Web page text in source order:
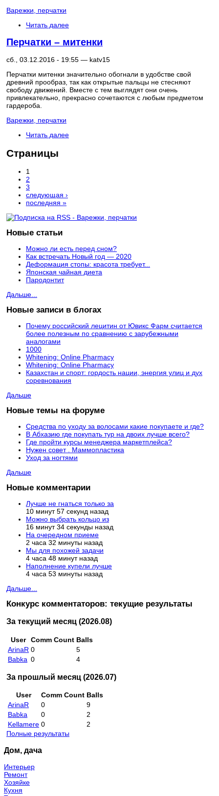
Варежки, перчатки
Читать далее
Перчатки – митенки
сб., 03.12.2016 - 19:55 — katv15
Перчатки митенки значительно обогнали в удобстве свой
древний прообраз, так как открытые пальцы не стесняют
свободу движений. Вместе с тем выглядят они очень
привлекательно, прекрасно сочетаются с любым предметом
гардероба.
Варежки, перчатки
Читать далее
Страницы
1
2
3
следующая ›
последняя »
Новые статьи
Можно ли есть перед сном?
Как встречать Новый год — 2020
Деформация стопы: красота требует...
Японская чайная диета
Пародонтит
Дальше...
Новые записи в блогах
Почему российский лецитин от Ювикс Фарм считается
более полезным по сравнению с зарубежными
аналогами
1000
Whitening: Online Pharmacy
Whitening: Online Pharmacy
Казахстан и спорт: гордость нации, энергия улиц и дух
соревнования
Дальше
Новые темы на форуме
Средства по уходу за волосами какие покупаете и где?
В Абхазию где покупать тур на двоих лучше всего?
Где пройти курсы менеджера маркетплейса?
Нужен совет . Маммопластика
Уход за ногтями
Дальше
Новые комментарии
Лучше не гнаться только за
10 минут 57 секунд назад
Можно выбрать кольцо из
16 минут 34 секунды назад
На очередном приеме
2 часа 32 минуты назад
Мы для похожей задачи
4 часа 48 минут назад
Наполнение купели лучше
4 часа 53 минуты назад
Дальше...
Конкурс комментаторов: текущие результаты
За текущий месяц (2026.08)
User Comm Count Balls
ArinaR 0
5
Babka 0 4
За прошлый месяц (2026.07)
User Comm Count Balls
ArinaR
0
9
Babka
0
2
Kellamere 0
2
Полные результаты
Дом, дача
Интерьер
Ремонт
Хозяйке
Кухня